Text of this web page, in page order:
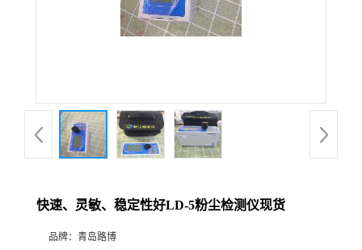
品
厅
快速、灵敏、稳定性好LD-5粉尘检测仪现货
品牌： 青岛路博